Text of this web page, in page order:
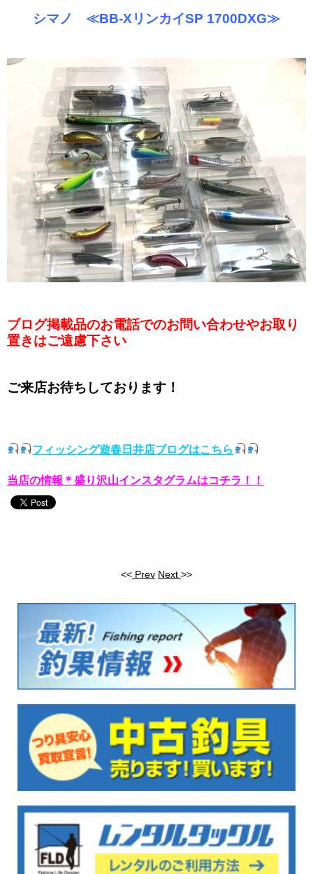
シマノ ≪BB-XリンカイSP 1700DXG≫
ブログ掲載品のお電話でのお問い合わせやお取り
置きはご遠慮下さい
ご来店お待ちしております！
フィッシング遊春日井店ブログはこちら
当店の情報＊盛り沢山インスタグラムはコチラ！！
<< Prev Next >>